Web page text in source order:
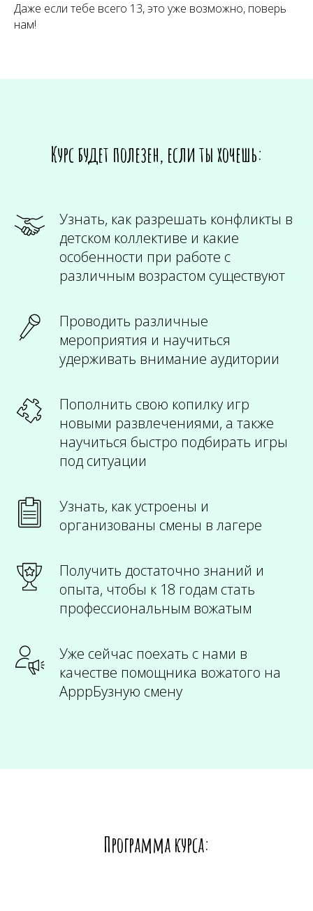
Даже если тебе всего 13, это уже возможно, поверь
нам!
Курс будет полезен, если ты хочешь:
Узнать, как разрешать конфликты в
детском коллективе и какие
особенности при работе с
различным возрастом существуют
Проводить различные
мероприятия и научиться
удерживать внимание аудитории
Пополнить свою копилку игр
новыми развлечениями, а также
научиться быстро подбирать игры
под ситуации
Узнать, как устроены и
организованы смены в лагере
Получить достаточно знаний и
опыта, чтобы к 18 годам стать
профессиональным вожатым
Уже сейчас поехать с нами в
качестве помощника вожатого на
АрррБузную смену
Программа курса: